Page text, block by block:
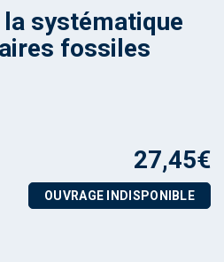
systématique
fossiles
27,45€
OUVRAGE INDISPONIBLE